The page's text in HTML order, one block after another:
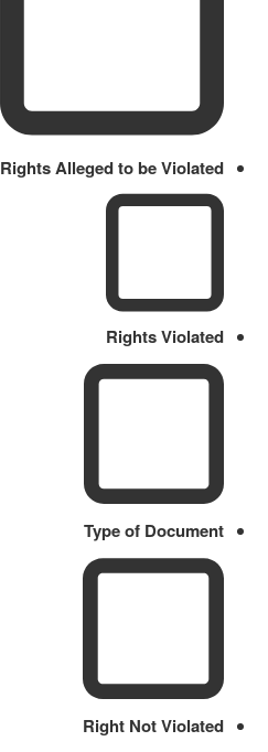
Rights Alleged to be Violated
Rights Violated
Type of Document
Right Not Violated